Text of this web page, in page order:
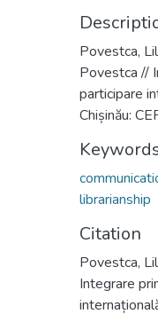
Povestca,
Povestca //
participare
Chișinău:
librarianship
Citation
Povestca,
Integrare